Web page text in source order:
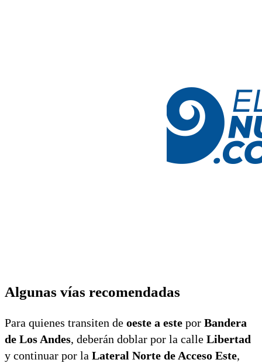
Algunas vías recomendadas
Para quienes transiten de oeste a este por Bandera
de Los Andes, deberán doblar por la calle Libertad
y continuar por la Lateral Norte de Acceso Este,